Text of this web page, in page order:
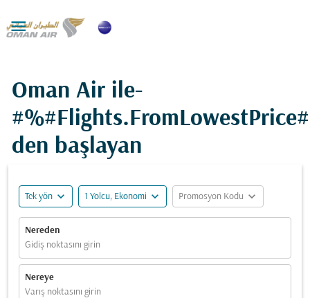

Oman Air ile-
den başlayan
Tek yön expand_more 1 Yolcu, Ekonomi expand_more Promosyon Kodu expand_more
Nereden
Gidiş noktasını girin
Nereye
Varış noktasını girin